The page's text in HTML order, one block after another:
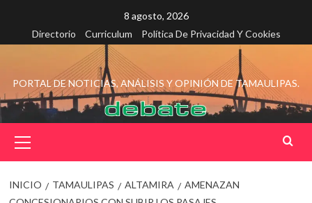
contenido
8 agosto, 2026
Directorio
Curriculum Política De Privacidad Y Cookies
PORTAL DE NOTICIAS, ANÁLISIS Y OPINIÓN DE TAMAULIPAS.
principal
INICIO TAMAULIPAS ALTAMIRA
AMENAZAN